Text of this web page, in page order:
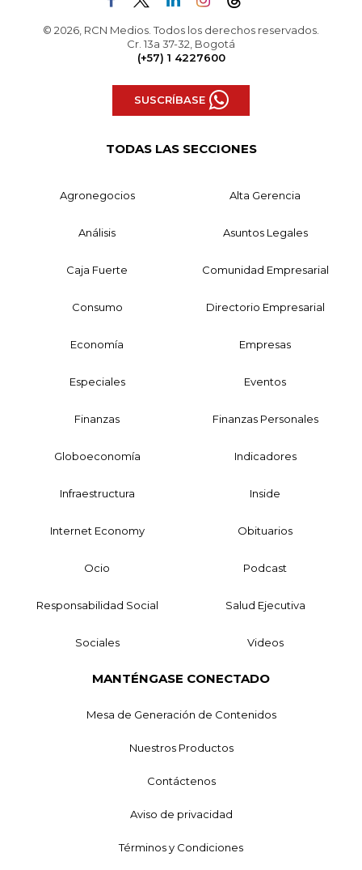
© 2026, RCN Medios. Todos los derechos reservados.
Cr. 13a 37-32, Bogotá
(+57) 1 4227600
SUSCRÍBASE
TODAS LAS SECCIONES
Agronegocios Alta Gerencia
Análisis Asuntos Legales
Caja Fuerte Comunidad Empresarial
Consumo Directorio Empresarial
Economía Empresas
Especiales Eventos
Finanzas Finanzas Personales
Globoeconomía Indicadores
Infraestructura Inside
Internet Economy Obituarios
Ocio Podcast
Responsabilidad Social Salud Ejecutiva
Sociales Videos
MANTÉNGASE CONECTADO
Mesa de Generación de Contenidos
Nuestros Productos
Contáctenos
Aviso de privacidad
Términos y Condiciones